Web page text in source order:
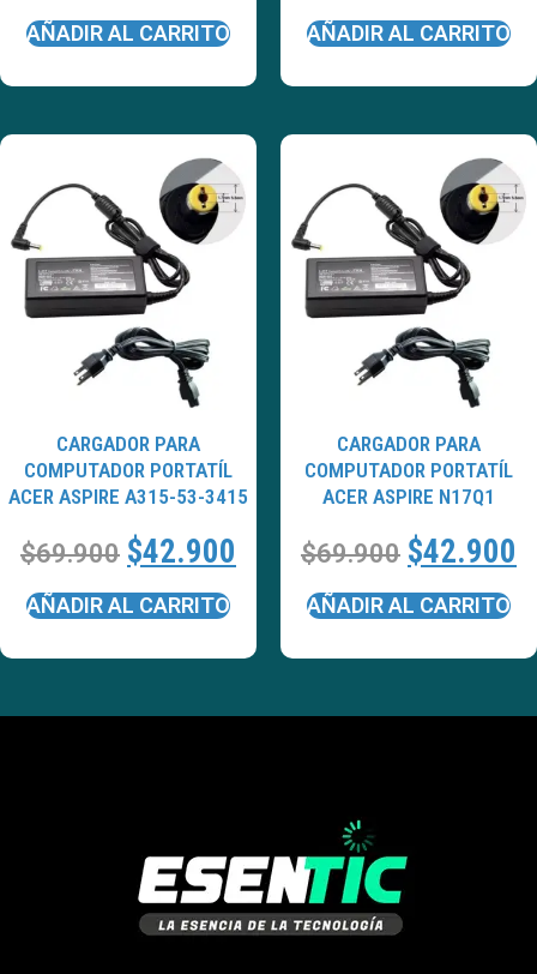
AÑADIR AL CARRITO AÑADIR AL CARRITO
CARGADOR PARA
COMPUTADOR PORTATÍL
ACER ASPIRE A315-53-3415
$69.900 $42.900
AÑADIR AL CARRITO
CARGADOR PARA
COMPUTADOR PORTATÍL
ACER ASPIRE N17Q1
$69.900 $42.900
AÑADIR AL CARRITO